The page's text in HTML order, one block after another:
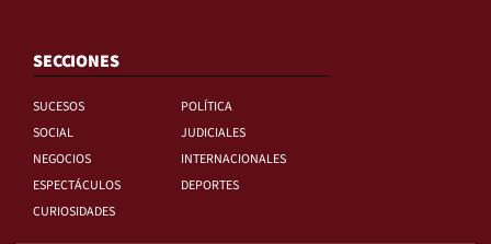
SECCIONES
SUCESOS
POLÍTICA
SOCIAL
JUDICIALES
NEGOCIOS
INTERNACIONALES
ESPECTÁCULOS
DEPORTES
CURIOSIDADES